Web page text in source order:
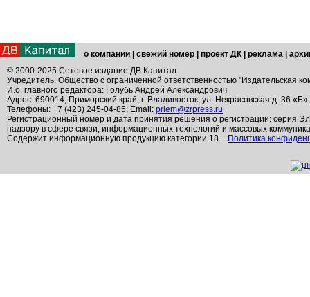
о компании свежий номер проект ДК реклама
© 2000-2025 Сетевое издание ДВ Капитал
Учредитель: Общество с ограниченной ответственностью "Издательская
И.о. главного редактора: Голубь Андрей Александрович
Адрес: 690014, Приморский край, г. Владивосток, ул. Некрасовская д. 36
Телефоны: +7 (423) 245-04-85; Email: priem@zrpress.ru
Регистрационный номер и дата принятия решения о регистрации: серия
надзору в сфере связи, информационных технологий и массовых
Содержит информационную продукцию категории 18+. Политика